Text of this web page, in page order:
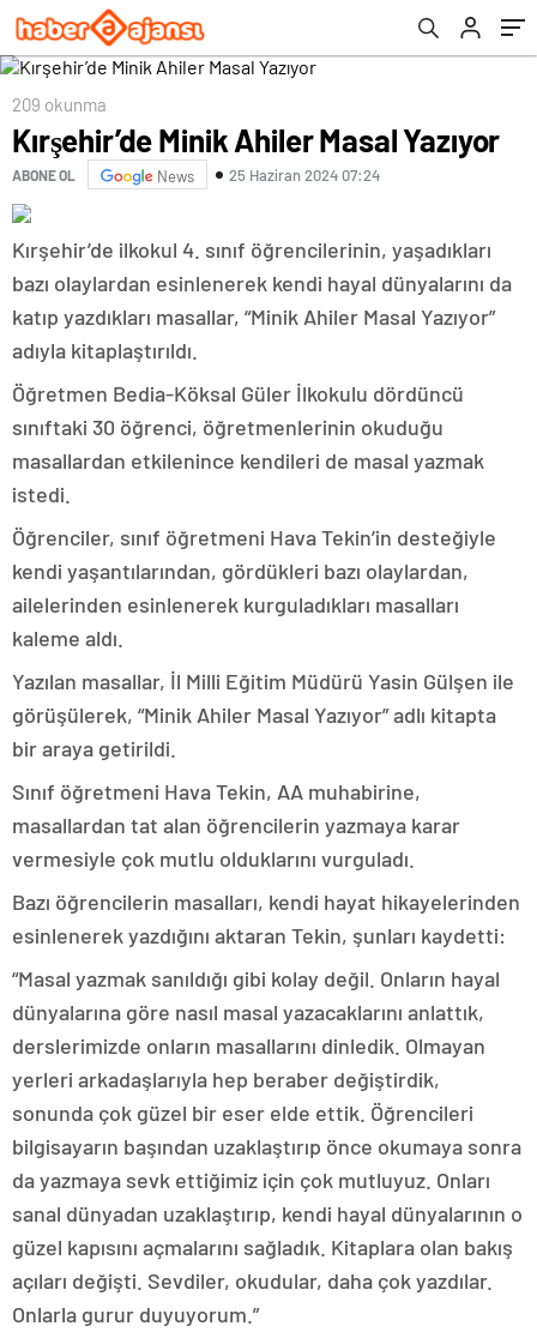
209 okunma
Kırşehir’de Minik Ahiler Masal Yazıyor
ABONE OL News 25 Haziran 2024 07:24
Kırşehir’de ilkokul 4. sınıf öğrencilerinin, yaşadıkları
bazı olaylardan esinlenerek kendi hayal dünyalarını da
katıp yazdıkları masallar, “Minik Ahiler Masal Yazıyor”
adıyla kitaplaştırıldı.
Öğretmen Bedia-Köksal Güler İlkokulu dördüncü
sınıftaki 30 öğrenci, öğretmenlerinin okuduğu
masallardan etkilenince kendileri de masal yazmak
istedi.
Öğrenciler, sınıf öğretmeni Hava Tekin’in desteğiyle
kendi yaşantılarından, gördükleri bazı olaylardan,
ailelerinden esinlenerek kurguladıkları masalları
kaleme aldı.
Yazılan masallar, İl Milli Eğitim Müdürü Yasin Gülşen ile
görüşülerek, “Minik Ahiler Masal Yazıyor” adlı kitapta
bir araya getirildi.
Sınıf öğretmeni Hava Tekin, AA muhabirine,
masallardan tat alan öğrencilerin yazmaya karar
vermesiyle çok mutlu olduklarını vurguladı.
Bazı öğrencilerin masalları, kendi hayat hikayelerinden
esinlenerek yazdığını aktaran Tekin, şunları kaydetti:
“Masal yazmak sanıldığı gibi kolay değil. Onların hayal
dünyalarına göre nasıl masal yazacaklarını anlattık,
derslerimizde onların masallarını dinledik. Olmayan
yerleri arkadaşlarıyla hep beraber değiştirdik,
sonunda çok güzel bir eser elde ettik. Öğrencileri
bilgisayarın başından uzaklaştırıp önce okumaya sonra
da yazmaya sevk ettiğimiz için çok mutluyuz. Onları
sanal dünyadan uzaklaştırıp, kendi hayal dünyalarının o
güzel kapısını açmalarını sağladık. Kitaplara olan bakış
açıları değişti. Sevdiler, okudular, daha çok yazdılar.
Onlarla gurur duyuyorum.”